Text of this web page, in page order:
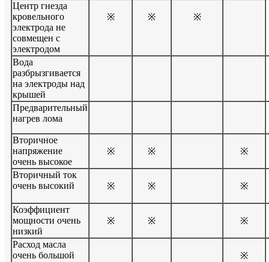
Центр гнезда
кровельного
электрода не
совмещен с
электродом
※ ※ ※
Вода
разбрызгивается
на электроды над
крышей
Предварительный
нагрев лома
Вторичное
напряжение
очень высокое
※ ※ ※
Вторичный ток
очень высокий
※ ※ ※
Коэффициент
мощности очень
низкий
※ ※ ※
Расход масла
очень большой
※